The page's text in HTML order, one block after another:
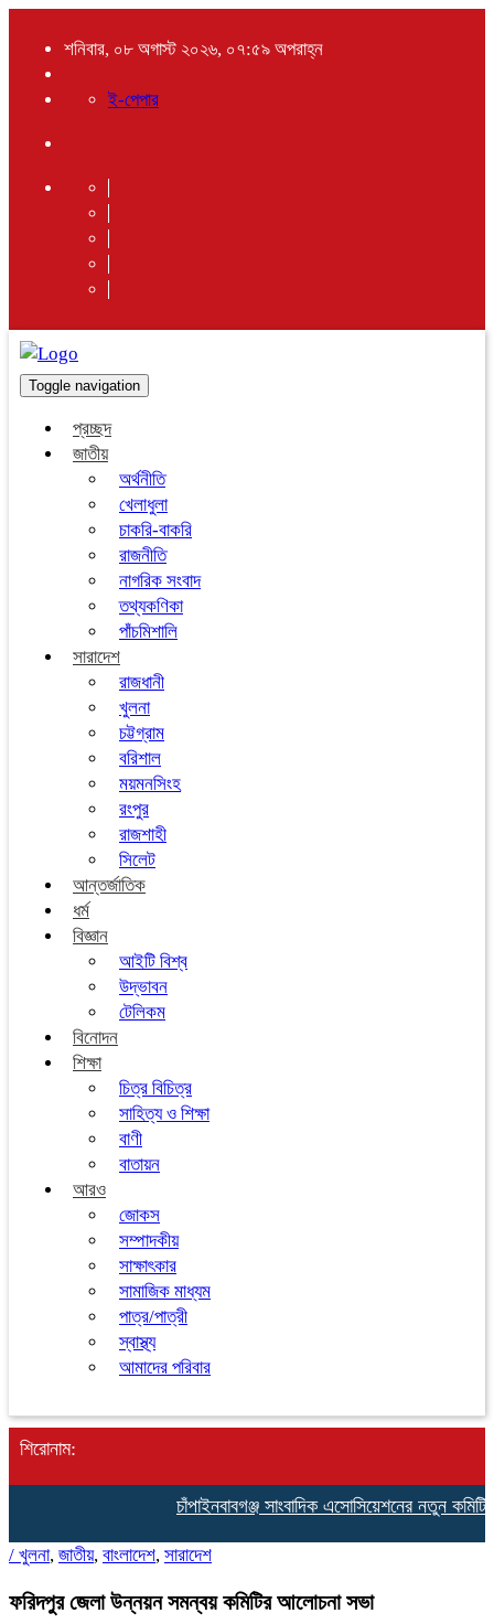
শনিবার, ০৮ অগাস্ট ২০২৬, ০৭:৫৯ অপরাহ্ন
ই-পেপার
Toggle navigation
প্রচ্ছদ
জাতীয়
অর্থনীতি
খেলাধুলা
চাকরি-বাকরি
রাজনীতি
নাগরিক সংবাদ
তথ্যকণিকা
পাঁচমিশালি
সারাদেশ
রাজধানী
খুলনা
চট্টগ্রাম
বরিশাল
ময়মনসিংহ
রংপুর
রাজশাহী
সিলেট
আন্তর্জাতিক
ধর্ম
বিজ্ঞান
আইটি বিশ্ব
উদ্ভাবন
টেলিকম
বিনোদন
শিক্ষা
চিত্র বিচিত্র
সাহিত্য ও শিক্ষা
বাণী
বাতায়ন
আরও
জোকস
সম্পাদকীয়
সাক্ষাৎকার
সামাজিক মাধ্যম
পাত্র/পাত্রী
স্বাস্থ্য
আমাদের পরিবার
শিরোনাম:
চাঁপাইনবাবগঞ্জ সাংবাদিক এসোসিয়েশনের নতুন কমিটির
/ খুলনা, জাতীয়, বাংলাদেশ, সারাদেশ
ফরিদপুর জেলা উন্নয়ন সমন্বয় কমিটির আলোচনা সভা